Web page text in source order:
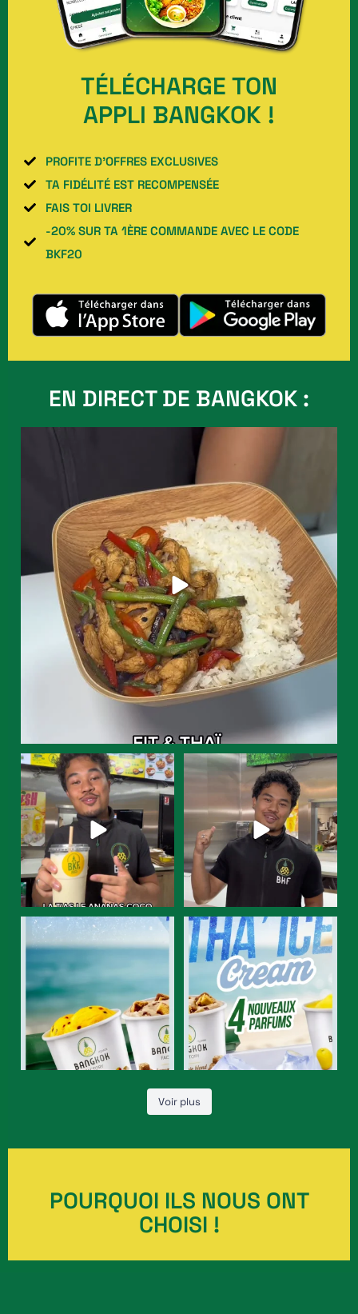
TÉLÉCHARGE TON
APPLI BANGKOK !
PROFITE D’OFFRES EXCLUSIVES
TA FIDÉLITÉ EST RECOMPENSÉE
FAIS TOI LIVRER
-20% SUR TA 1ÈRE COMMANDE AVEC LE CODE
BKF20
EN DIRECT DE BANGKOK :
Vous cherchez un plat qui cale sans être trop
Alors pour vous le smoothie c’est
un dessert ou...
8 0
Team sucré-salé ? Ce plat est
fait pour vous....
12 0
ET TOI, TU CRAQUES POUR
QUEL PARFUM ?
...
0
ET TOI, TU CRAQUES POUR
QUEL PARFUM ?
...
7 0
Voir plus
POURQUOI ILS NOUS ONT
CHOISI !